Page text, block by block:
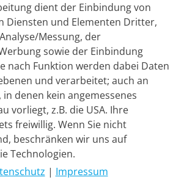
dient der Einbindung von
Diensten und Elementen Dritter,
Messung, der
sowie der Einbindung
nach Funktion werden dabei Daten
und verarbeitet; auch an
denen kein angemessenes
vorliegt, z.B. die USA. Ihre
freiwillig. Wenn Sie nicht
beschränken wir uns auf
Technologien.
| Impressum